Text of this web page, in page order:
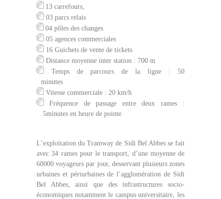
13 carrefours,
03 parcs relais
04 pôles des changes
05 agences commerciales
16 Guichets de vente de tickets
Distance moyenne inter station : 700 m
Temps de parcours de la ligne : 50
minutes
Vitesse commerciale : 20 km/h
Fréquence de passage entre deux rames :
5minutes en heure de pointe
L’exploitation du Tramway de Sidi Bel Abbes se fait
avec 34 rames pour le transport, d’une moyenne de
60000 voyageurs par jour, desservant plusieurs zones
urbaines et périurbaines de l’agglomération de Sidi
Bel Abbes, ainsi que des infrastructures socio-
économiques notamment le campus universitaire, les